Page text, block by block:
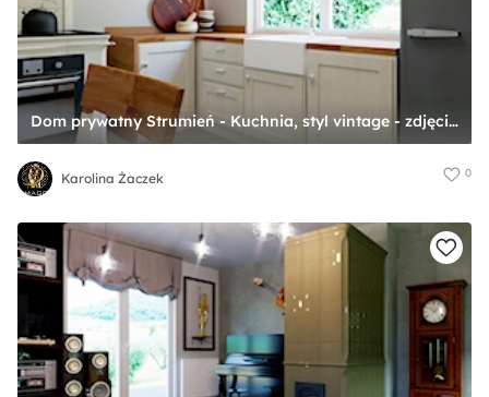
Dom prywatny Strumień - Kuchnia, styl vintage - zdjęcie od Karolina Żaczek
Karolina Żaczek 0